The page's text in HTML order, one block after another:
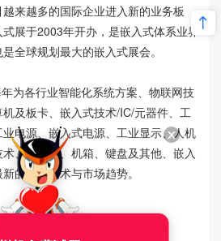
来越多的国际企业进入新的业务板
展于2003年开办，是嵌入式体系业界
全球规划最大的嵌入式展会。
各行业智能化系统方案、物联网技
及板卡、嵌入式技术/IC/元器件、工
电源、嵌入式电源、工业显示、人机
、连接器、机箱、键盘及其他、嵌入
的产品技术与市场趋势。